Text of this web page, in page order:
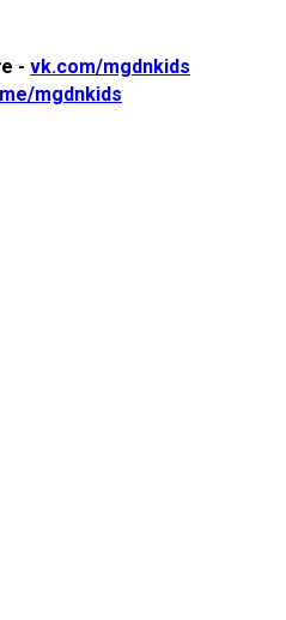
- vk.com/mgdnkids
mgdnkids